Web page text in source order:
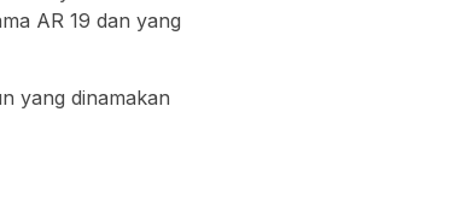
AR 19 dan yang
yang dinamakan